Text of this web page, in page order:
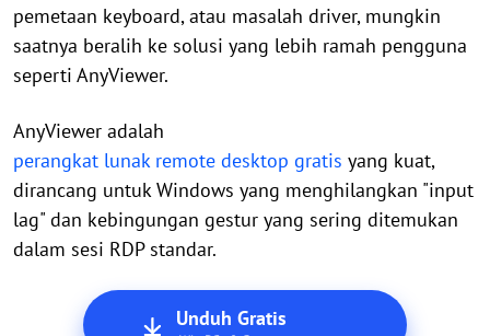
pemetaan keyboard, atau masalah driver, mungkin
saatnya beralih ke solusi yang lebih ramah pengguna
seperti AnyViewer.
AnyViewer adalah
perangkat lunak remote desktop gratis yang kuat,
dirancang untuk Windows yang menghilangkan "input
lag" dan kebingungan gestur yang sering ditemukan
dalam sesi RDP standar.
Unduh Gratis